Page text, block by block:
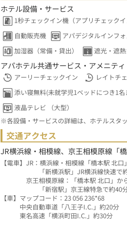
ホテル設備・サービス
1秒チェックイン機（アプリチェックイ
自動販売機
アパデジタルインフ
加湿器（常備・貸出）
遮光・遮
アパホテル共通サービス・アメニティ
アーリーチェックイン レイトチ
添い寝無料(未就学児1ベッドにつき1名
液晶テレビ （大型）
※各設備・サービスの詳細は、ホテルスタ
交通アクセス
JR横浜線・相模線、京王相模原線「
【電車】JR：横浜線・相模線「橋本駅 北
「新横浜駅」JR横浜線快速で約
京王相模原線：「橋本駅 北口」か
「新宿駅」京王線特急で約40
【車】マップコード：23 056 236*68
中央自動車道「八王子I.C.」約20分
東名高速「横浜町田I.C.」約30分